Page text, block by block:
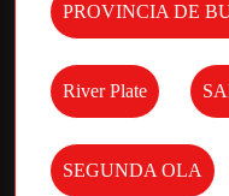
PROVINCIA DE
River Plate
SEGUNDA OLA